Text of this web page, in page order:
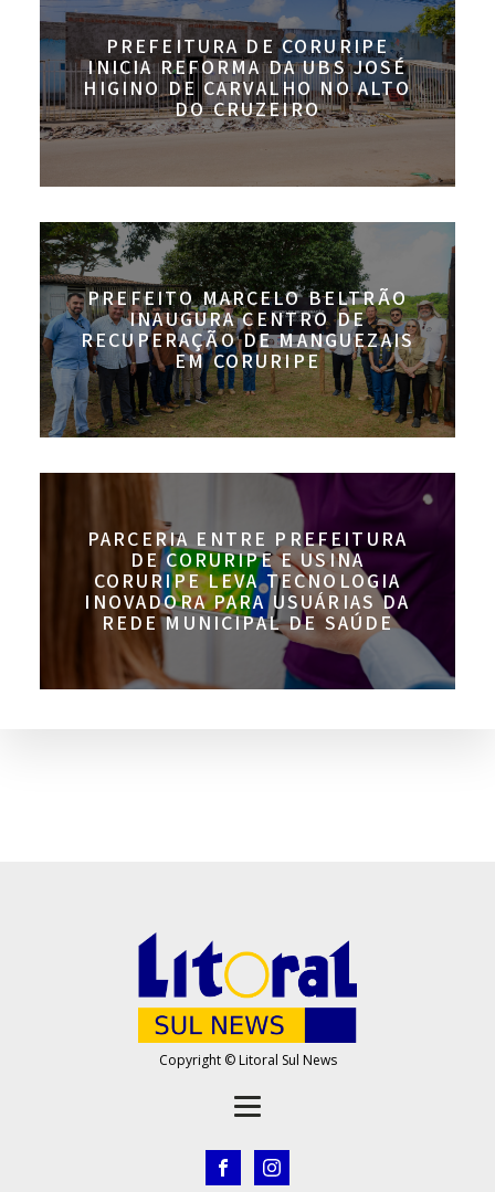
PREFEITURA DE CORURIPE
INICIA REFORMA DA UBS JOSÉ
HIGINO DE CARVALHO NO ALTO
DO CRUZEIRO
PREFEITO MARCELO BELTRÃO
INAUGURA CENTRO DE
RECUPERAÇÃO DE MANGUEZAIS
EM CORURIPE
PARCERIA ENTRE PREFEITURA
DE CORURIPE E USINA
CORURIPE LEVA TECNOLOGIA
INOVADORA PARA USUÁRIAS DA
REDE MUNICIPAL DE SAÚDE
Copyright © Litoral Sul News